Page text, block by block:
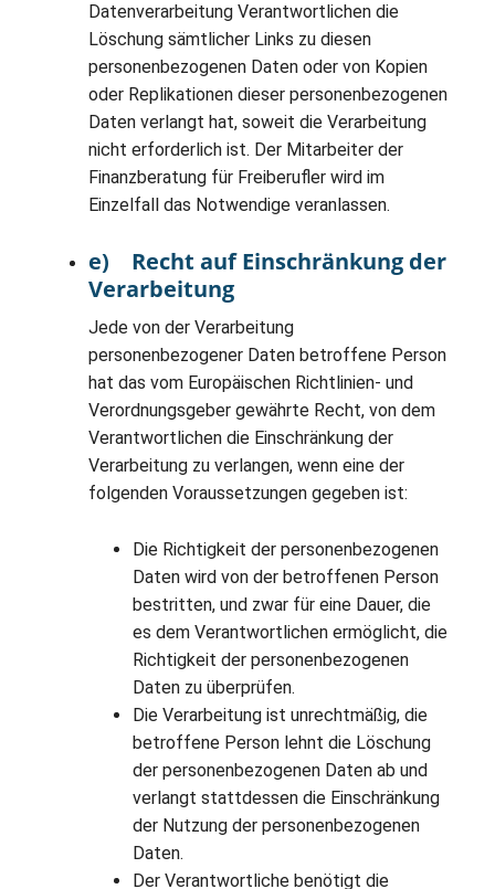
Datenverarbeitung Verantwortlichen die
Löschung sämtlicher Links zu diesen
personenbezogenen Daten oder von Kopien
oder Replikationen dieser personenbezogenen
Daten verlangt hat, soweit die Verarbeitung
nicht erforderlich ist. Der Mitarbeiter der
Finanzberatung für Freiberufler wird im
Einzelfall das Notwendige veranlassen.
e) Recht auf Einschränkung der
Verarbeitung
Jede von der Verarbeitung
personenbezogener Daten betroffene Person
hat das vom Europäischen Richtlinien- und
Verordnungsgeber gewährte Recht, von dem
Verantwortlichen die Einschränkung der
Verarbeitung zu verlangen, wenn eine der
folgenden Voraussetzungen gegeben ist:
Die Richtigkeit der personenbezogenen
Daten wird von der betroffenen Person
bestritten, und zwar für eine Dauer, die
es dem Verantwortlichen ermöglicht, die
Richtigkeit der personenbezogenen
Daten zu überprüfen.
Die Verarbeitung ist unrechtmäßig, die
betroffene Person lehnt die Löschung
der personenbezogenen Daten ab und
verlangt stattdessen die Einschränkung
der Nutzung der personenbezogenen
Daten.
Der Verantwortliche benötigt die